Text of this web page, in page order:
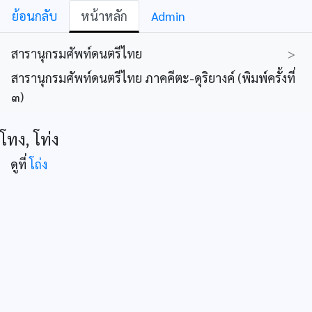
ย้อนกลับ หน้าหลัก Admin
สารานุกรมศัพท์ดนตรีไทย
>
สารานุกรมศัพท์ดนตรีไทย ภาคคีตะ-ดุริยางค์ (พิมพ์ครั้งที่
๓)
โทง, โท่ง
ดูที่โถ่ง